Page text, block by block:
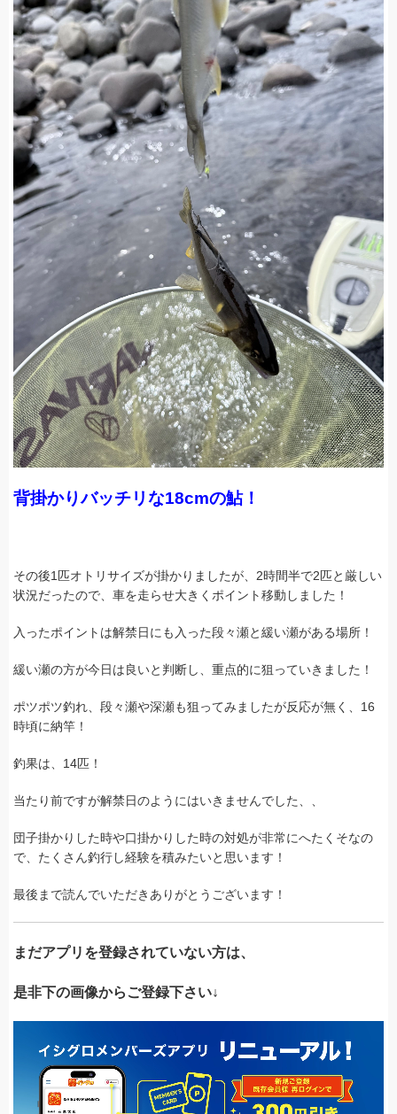
背掛かりバッチリな18cmの鮎！
その後1匹オトリサイズが掛かりましたが、2時間半で2匹と厳しい
状況だったので、車を走らせ大きくポイント移動しました！
入ったポイントは解禁日にも入った段々瀬と緩い瀬がある場所！
緩い瀬の方が今日は良いと判断し、重点的に狙っていきました！
ポツポツ釣れ、段々瀬や深瀬も狙ってみましたが反応が無く、16
時頃に納竿！
釣果は、14匹！
当たり前ですが解禁日のようにはいきませんでした、、
団子掛かりした時や口掛かりした時の対処が非常にへたくそなの
で、たくさん釣行し経験を積みたいと思います！
最後まで読んでいただきありがとうございます！
まだアプリを登録されていない方は、
是非下の画像からご登録下さい↓